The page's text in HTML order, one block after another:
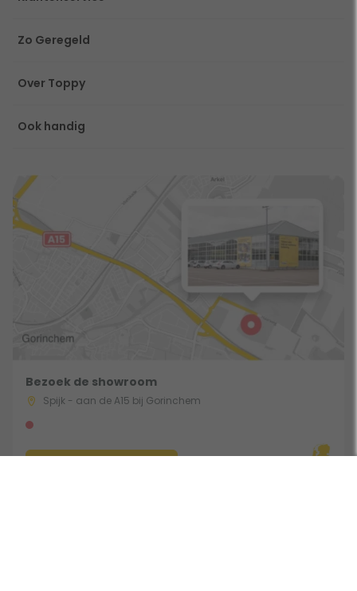
Zo Geregeld
Over Toppy
Ook handig
Bezoek de showroom
Spijk - aan de A15 bij Gorinchem